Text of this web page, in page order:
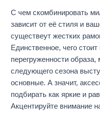
С чем скомбинировать
зависит от её стиля и
существеут жестких
Единственное, чего стоит
перегруженности
следующего сезона
основные. А значит,
подбирать как яркие и
Акцентируйте внимание